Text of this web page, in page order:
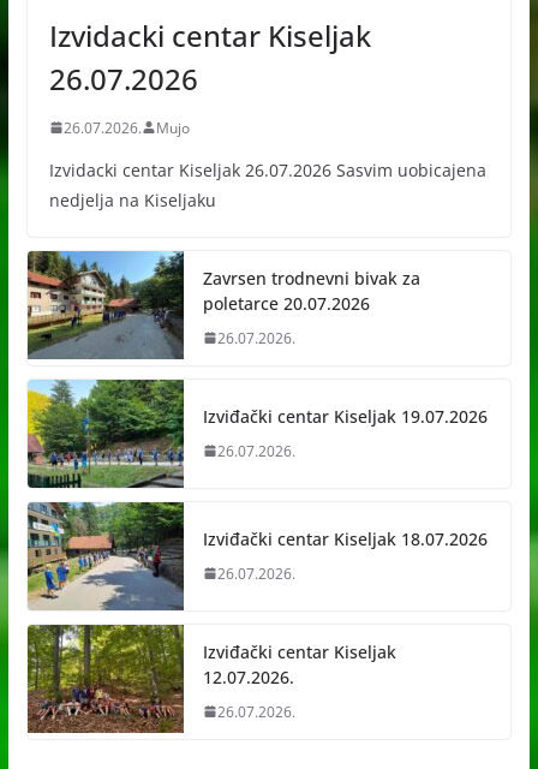
Izvidacki centar Kiseljak
26.07.2026
26.07.2026. Mujo
Izvidacki centar Kiseljak 26.07.2026 Sasvim uobicajena
nedjelja na Kiseljaku
Zavrsen trodnevni bivak za
poletarce 20.07.2026
26.07.2026.
Izviđački centar Kiseljak 19.07.2026
26.07.2026.
Izviđački centar Kiseljak 18.07.2026
26.07.2026.
Izviđački centar Kiseljak
12.07.2026.
26.07.2026.